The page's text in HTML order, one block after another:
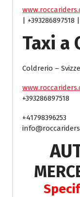
| +393286897518
Taxi a
Coldrerio –
+393286897518
+41798396253